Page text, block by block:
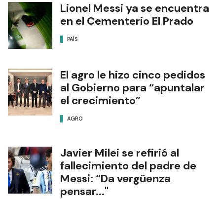
Lionel Messi ya se encuentra
en el Cementerio El Prado
PAÍS
El agro le hizo cinco pedidos
al Gobierno para “apuntalar
el crecimiento”
AGRO
Javier Milei se refirió al
fallecimiento del padre de
Messi: “Da vergüenza
pensar..."